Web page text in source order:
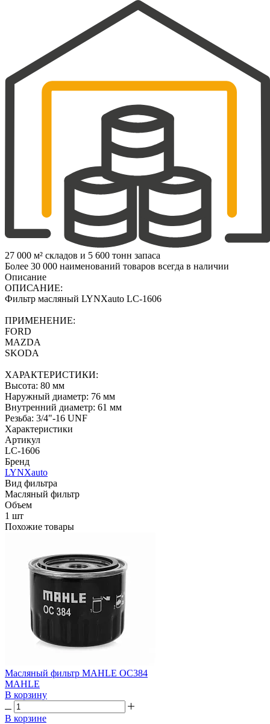
27 000 м² складов и 5 600 тонн запаса
Более 30 000 наименований товаров всегда в наличии
Описание
ОПИСАНИЕ:
Фильтр масляный LYNXauto LC-1606
ПРИМЕНЕНИЕ:
FORD
MAZDA
SKODA
ХАРАКТЕРИСТИКИ:
Высота: 80 мм
Наружный диаметр: 76 мм
Внутренний диаметр: 61 мм
Резьба: 3/4"-16 UNF
Характеристики
Артикул
LC-1606
Бренд
LYNXauto
Вид фильтра
Масляный фильтр
Объем
1 шт
Похожие товары
Масляный фильтр MAHLE OC384
MAHLE
В корзину
В корзине